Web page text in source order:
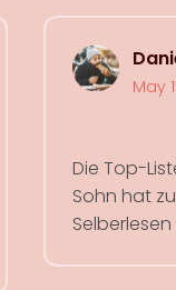
May
Die Top-
Sohn hat